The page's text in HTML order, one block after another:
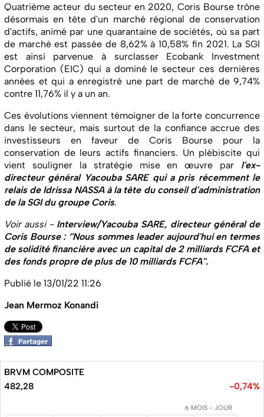
Quatrième acteur du secteur en 2020, Coris Bourse trône
désormais en tête d'un marché régional de conservation
d'actifs, animé par une quarantaine de sociétés, où sa part
de marché est passée de 8,62% à 10,58% fin 2021. La SGI
est ainsi parvenue à surclasser Ecobank Investment
Corporation (EIC) qui a dominé le secteur ces dernières
années et qui a enregistré une part de marché de 9,74%
contre 11,76% il y a un an.
Ces évolutions viennent témoigner de la forte concurrence
dans le secteur, mais surtout de la confiance accrue des
investisseurs en faveur de Coris Bourse pour la
conservation de leurs actifs financiers. Un plébiscite qui
vient souligner la stratégie mise en œuvre par l'ex-
directeur général Yacouba SARE qui a pris récemment le
relais de Idrissa NASSA à la tête du conseil d'administration
de la SGI du groupe Coris.
Voir aussi - Interview/Yacouba SARE, directeur général de
Coris Bourse : ‘'Nous sommes leader aujourd'hui en termes
de solidité financière avec un capital de 2 milliards FCFA et
des fonds propre de plus de 10 milliards FCFA''.
Publié le 13/01/22 11:26
Jean Mermoz Konandi
BRVM COMPOSITE
482,28
-0,74%
6 MOIS - JOUR